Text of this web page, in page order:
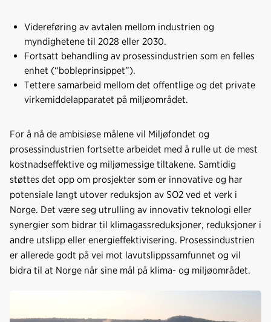
Videreføring av avtalen mellom industrien og
myndighetene til 2028 eller 2030.
Fortsatt behandling av prosessindustrien som en felles
enhet (“bobleprinsippet”).
Tettere samarbeid mellom det offentlige og det private
virkemiddelapparatet på miljøområdet.
For å nå de ambisiøse målene vil Miljøfondet og
prosessindustrien fortsette arbeidet med å rulle ut de mest
kostnadseffektive og miljømessige tiltakene. Samtidig
støttes det opp om prosjekter som er innovative og har
potensiale langt utover reduksjon av SO2 ved et verk i
Norge. Det være seg utrulling av innovativ teknologi eller
synergier som bidrar til klimagassreduksjoner, reduksjoner i
andre utslipp eller energieffektivisering. Prosessindustrien
er allerede godt på vei mot lavutslippssamfunnet og vil
bidra til at Norge når sine mål på klima- og miljøområdet.